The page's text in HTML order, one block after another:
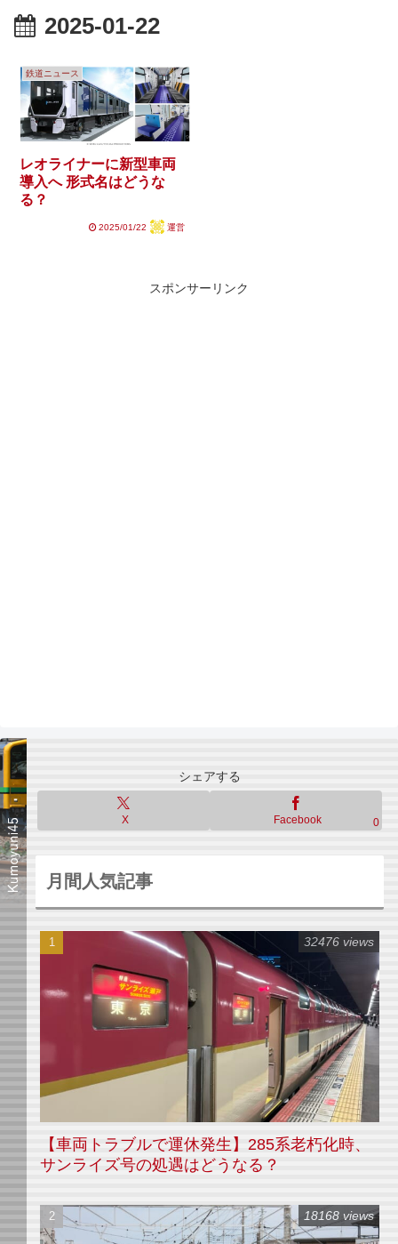
2025-01-22
鉄道ニュース
レオライナーに新型車両
導入へ 形式名はどうな
る？
2025/01/22 運営
スポンサーリンク
シェアする
X Facebook 0
月間人気記事
【車両トラブルで運休発生】285系老朽化時、
サンライズ号の処遇はどうなる？
32476 views
18168 views